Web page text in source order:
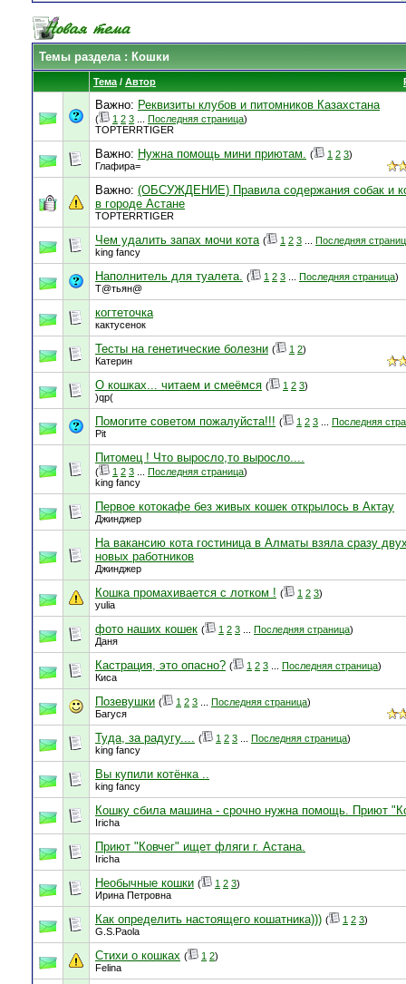
Темы раздела: Кошки
Тема / Автор
Важно: Реквизиты клубов и питомников Казахстана
( 1 2 3 Последняя страница)
TOPTERRTIGER
Важно: Нужна помощь мини приютам. ( 1 2 3)
Глафира=
Важно: (ОБСУЖДЕНИЕ) Правила содержания собак и
в городе Астане
TOPTERRTIGER
Чем удалить запах мочи кота ( 1 2 3
Последняя
king fancy
Наполнитель для туалета. ( 1 2 3 Последняя страница)
Т@тьян@
когтеточка
кактусенок
Тесты на генетические болезни ( 1 2)
Катерин
О кошках... читаем и смеёмся ( 1 2 3)
)qp(
Помогите советом пожалуйста!!! ( 1 2 3
Последняя
Pit
Питомец ! Что выросло,то выросло....
( 1 2 3 Последняя страница)
king fancy
Первое котокафе без живых кошек открылось в Актау
Джинджер
На вакансию кота гостиница в Алматы взяла сразу
новых работников
Джинджер
Кошка промахивается с лотком ! ( 1 2 3)
yulia
фото наших кошек ( 1 2 3 Последняя страница)
Даня
Кастрация, это опасно? ( 1 2 3 Последняя страница)
Киса
Позевушки ( 1 2 3 Последняя страница)
Багуся
Туда, за радугу.... ( 1 2 3 Последняя страница)
king fancy
Вы купили котёнка ..
king fancy
Кошку сбила машина - срочно нужна помощь. Приют
Iricha
Приют "Ковчег" ищет фляги г. Астана.
Iricha
Необычные кошки ( 1 2 3)
Ирина Петровна
Как определить настоящего кошатника))) ( 1 2 3)
G.S.Paola
Стихи о кошках ( 1 2)
Felina